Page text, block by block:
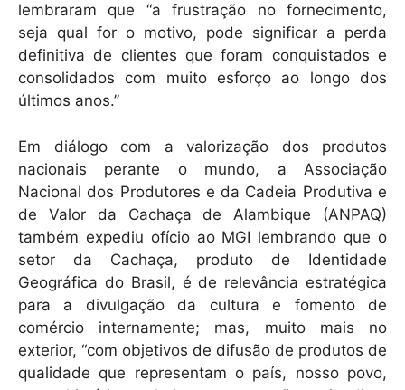
lembraram que “a frustração no fornecimento,
seja qual for o motivo, pode significar a perda
definitiva de clientes que foram conquistados e
consolidados com muito esforço ao longo dos
últimos anos.”
Em diálogo com a valorização dos produtos
nacionais perante o mundo, a Associação
Nacional dos Produtores e da Cadeia Produtiva e
de Valor da Cachaça de Alambique (ANPAQ)
também expediu ofício ao MGI lembrando que o
setor da Cachaça, produto de Identidade
Geográfica do Brasil, é de relevância estratégica
para a divulgação da cultura e fomento de
comércio internamente; mas, muito mais no
exterior, “com objetivos de difusão de produtos de
qualidade que representam o país, nosso povo,